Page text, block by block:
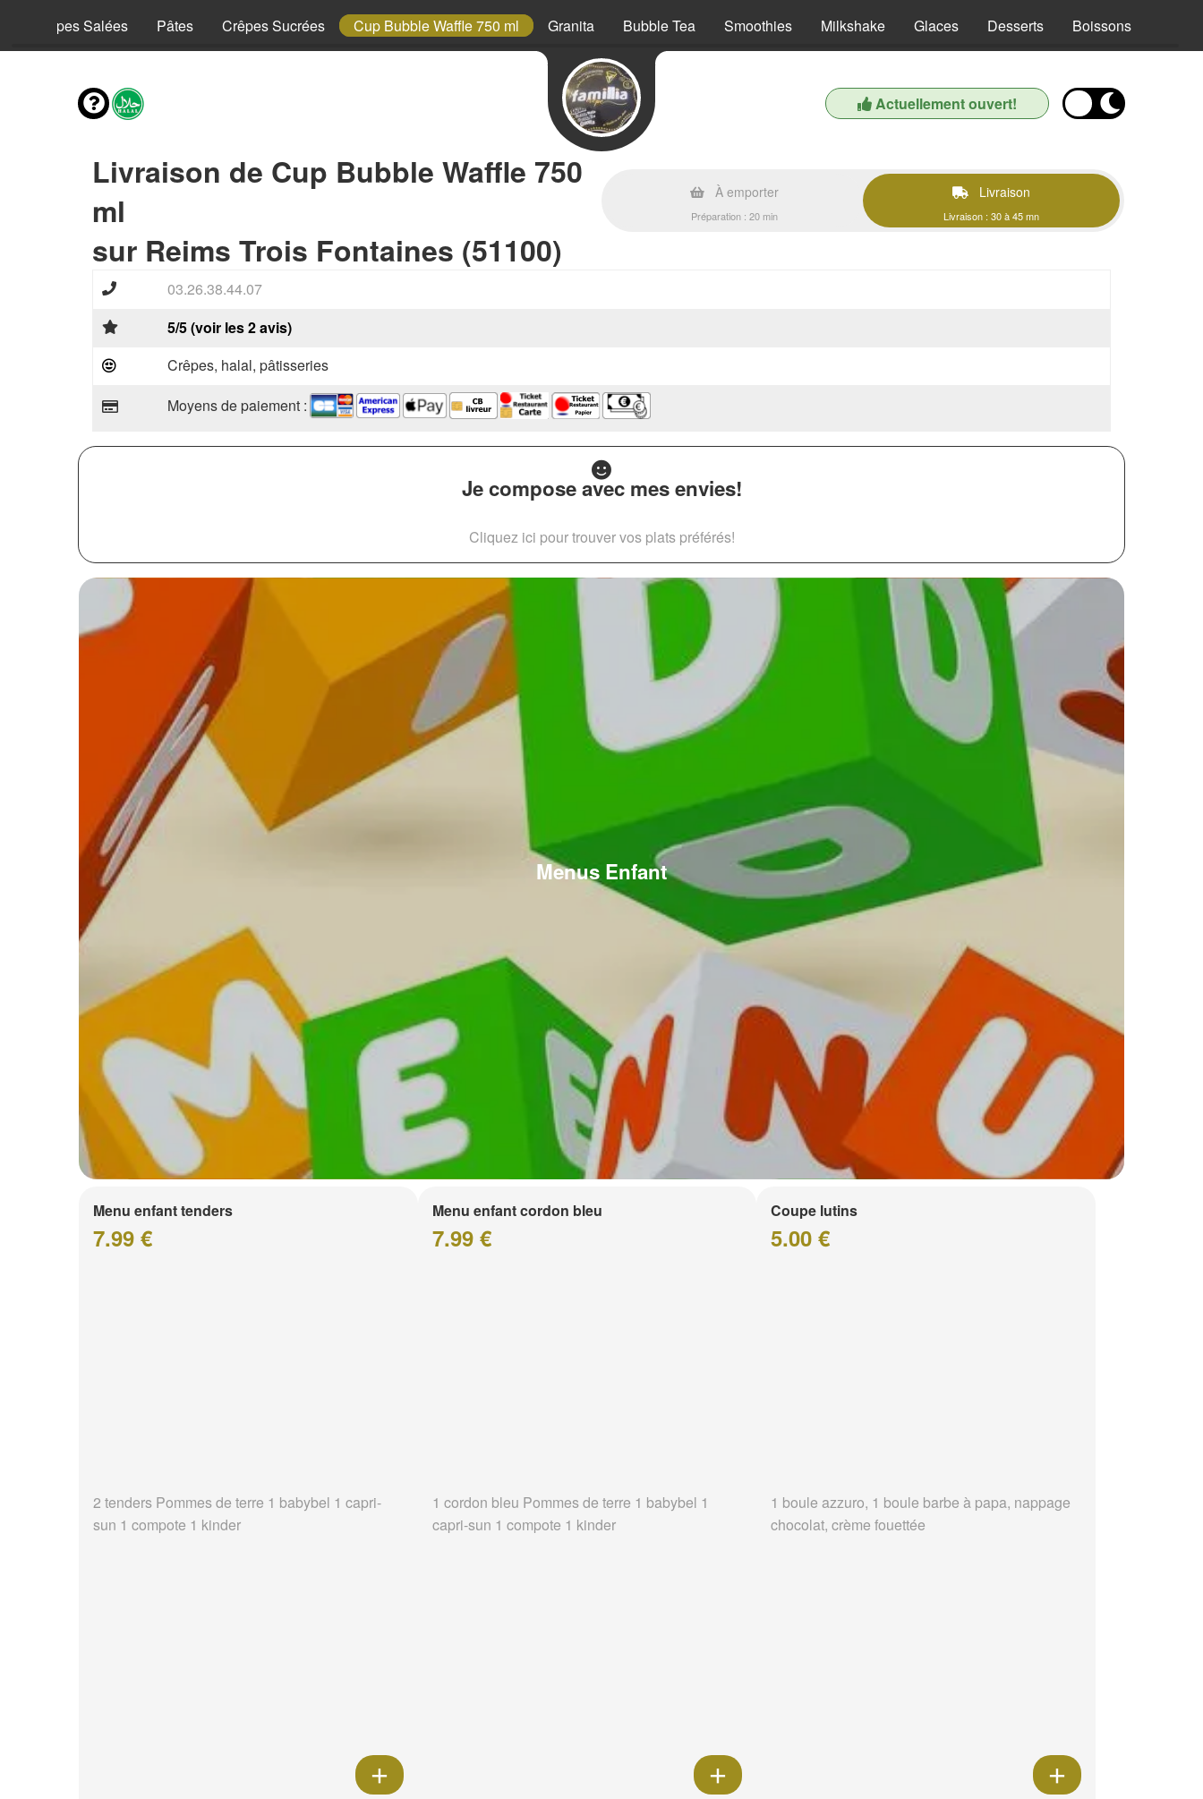
Crêpes Salées Pâtes Crêpes Sucrées Cup Bubble Waffle 750 ml Granita Bubble Tea Smoothies Milkshake Glaces Desserts Boissons
Actuellement ouvert!
Livraison de Cup Bubble Waffle 750
ml
sur Reims Trois Fontaines (51100)
À emporter
Préparation : 20 min
Livraison
Livraison : 30 à 45 mn
03.26.38.44.07
5/5 (voir les 2 avis)
Crêpes, halal, pâtisseries
Moyens de paiement :
Je compose avec mes envies!
Cliquez ici pour trouver vos plats préférés!
Menus Enfant
Menu enfant tenders
7.99 €
2 tenders Pommes de terre 1 babybel 1 capri-
sun 1 compote 1 kinder
Menu enfant cordon bleu
7.99 €
1 cordon bleu Pommes de terre 1 babybel 1
capri-sun 1 compote 1 kinder
Coupe lutins
5.00 €
1 boule azzuro, 1 boule barbe à papa, nappage
chocolat, crème fouettée